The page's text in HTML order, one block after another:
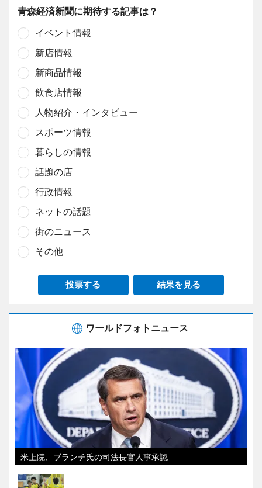
青森経済新聞に期待する記事は？
イベント情報
新店情報
新商品情報
飲食店情報
人物紹介・インタビュー
スポーツ情報
暮らしの情報
話題の店
行政情報
ネットの話題
街のニュース
その他
投票する 結果を見る
ワールドフォトニュース
米上院、ブランチ氏の司法長官人事承認